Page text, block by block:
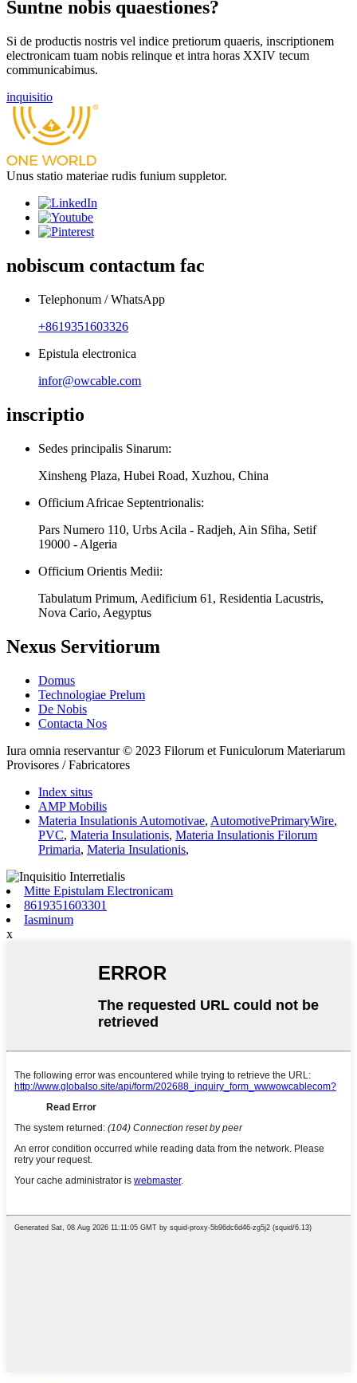
Suntne nobis quaestiones?
Si de productis nostris vel indice pretiorum quaeris, inscriptionem
electronicam tuam nobis relinque et intra horas XXIV tecum
communicabimus.
inquisitio
Unus statio materiae rudis funium suppletor.
nobiscum contactum fac
Telephonum / WhatsApp
+8619351603326
Epistula electronica
infor@owcable.com
inscriptio
Sedes principalis Sinarum:
Xinsheng Plaza, Hubei Road, Xuzhou, China
Officium Africae Septentrionalis:
Pars Numero 110, Urbs Acila - Radjeh, Ain Sfiha, Setif
19000 - Algeria
Officium Orientis Medii:
Tabulatum Primum, Aedificium 61, Residentia Lacustris,
Nova Cario, Aegyptus
Nexus Servitiorum
Domus
Technologiae Prelum
De Nobis
Contacta Nos
Iura omnia reservantur © 2023 Filorum et Funiculorum Materiarum
Provisores / Fabricatores
Index situs
AMP Mobilis
Materia Insulationis Automotivae, AutomotivePrimaryWire,
PVC, Materia Insulationis, Materia Insulationis Filorum
Primaria, Materia Insulationis,
Mitte Epistulam Electronicam
8619351603301
Iasminum
x